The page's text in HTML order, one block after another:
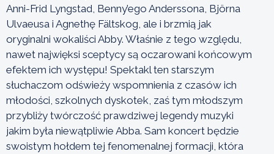
Anni-Frid Lyngstad, Benny’ego Anderssona, Björna
Ulvaeusa i Agnethę Fältskog, ale i brzmią jak
oryginalni wokaliści Abby. Właśnie z tego względu,
nawet najwięksi sceptycy są oczarowani końcowym
efektem ich występu! Spektakl ten starszym
słuchaczom odświeży wspomnienia z czasów ich
młodości, szkolnych dyskotek, zaś tym młodszym
przybliży twórczość prawdziwej legendy muzyki
jakim była niewątpliwie Abba. Sam koncert będzie
swoistym hołdem tej fenomenalnej formacji, która